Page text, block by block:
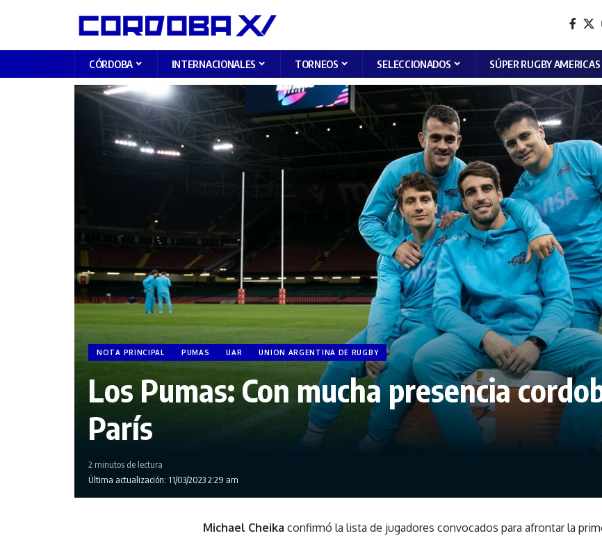
CÓRDOBA INTERNACIONALES TORNEOS SELECCIONADOS SÚPER RUGBY AMERICAS
NOTA PRINCIPAL PUMAS UAR UNION ARGENTINA DE RUGBY
Los Pumas: Con mucha presencia
París
Última actualización: 11/03/2023 2:29 am
2 minutos de lectura
Michael Cheika confirmó la lista de jugadores convocados para afrontar la